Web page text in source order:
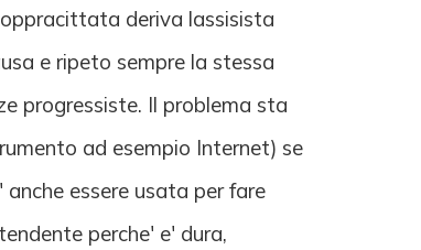
deriva lassisista
e ripeto sempre la stessa
progressiste. Il problema sta
ad esempio Internet) se
essere usata per fare
perche' e' dura,